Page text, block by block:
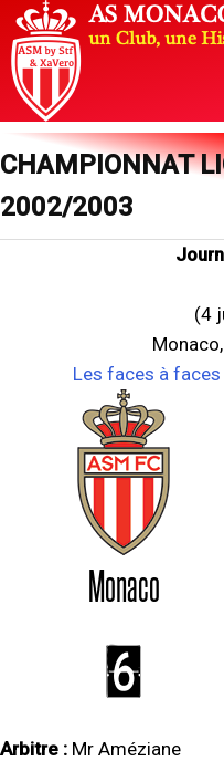
CHAMPIONNAT
2002/2003
(4
Les faces à
Monaco
6
Arbitre : Mr Améziane